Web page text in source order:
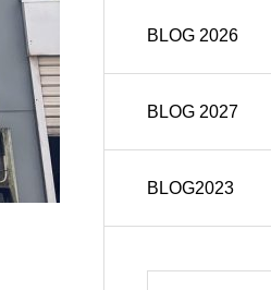
BLOG 2026
BLOG 2027
BLOG2023